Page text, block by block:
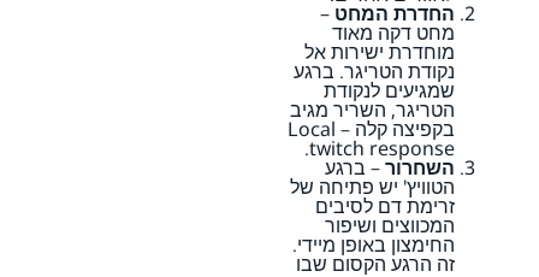
החדרת המחט –
מחט דקה מאוד
מוחדרת ישירות אל
נקודת הטריגר. ברגע
שמגיעים לנקודת
הטריגר, השריר מגיב
בקפיצה קלה – Local
twitch response.
השחרור– ברגע
הטוויץ' יש פתיחה של
זרימת דם לסיבים
המכווצים ושיפור
החימצון באופן מיידי.
זה הרגע הקסום שבו